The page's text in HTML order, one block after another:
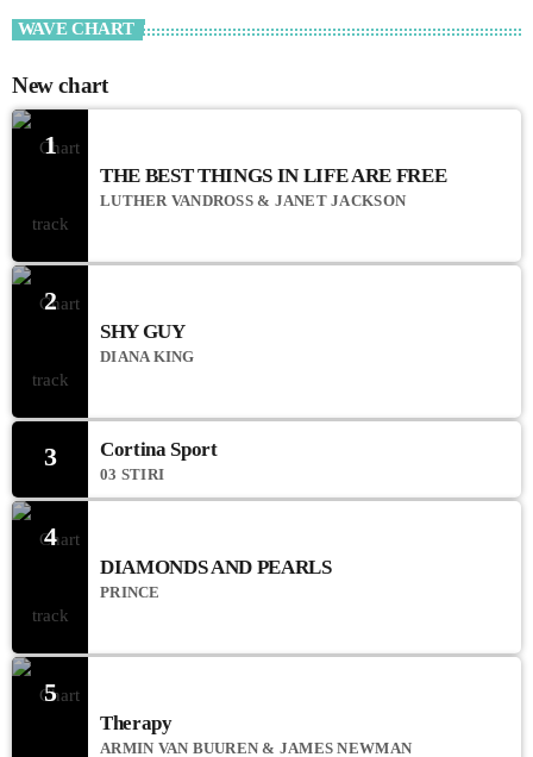
WAVE CHART
New chart
1
THE BEST THINGS IN LIFE ARE FREE
LUTHER VANDROSS & JANET JACKSON
2
SHY GUY
DIANA KING
3 Cortina Sport
03 STIRI
4
DIAMONDS AND PEARLS
PRINCE
5
Therapy
ARMIN VAN BUUREN & JAMES NEWMAN